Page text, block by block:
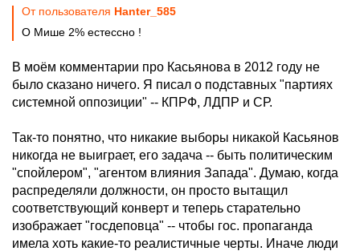
От пользователя Hanter_585
О Мише 2% естессно !
В моём комментарии про Касьянова в 2012 году не
было сказано ничего. Я писал о подставных "партиях
системной оппозиции" -- КПРФ, ЛДПР и СР.
Так-то понятно, что никакие выборы никакой Касьянов
никогда не выиграет, его задача -- быть политическим
"спойлером", "агентом влияния Запада". Думаю, когда
распределяли должности, он просто вытащил
соответствующий конверт и теперь старательно
изображает "госдеповца" -- чтобы гос. пропаганда
имела хоть какие-то реалистичные черты. Иначе люди